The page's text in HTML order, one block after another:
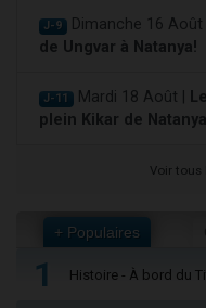
J-9 Dimanche 16 Août |
de Ungvar à Natanya!
J-11 Mardi 18 Août |
plein Kikar de
Voir tous
+ Populaires
1 Histoire - À bord du